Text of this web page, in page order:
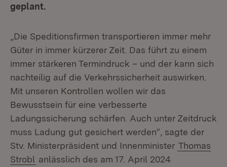
geplant.
„Die Speditionsfirmen transportieren immer mehr
Güter in immer kürzerer Zeit. Das führt zu einem
immer stärkeren Termindruck – und der kann sich
nachteilig auf die Verkehrssicherheit auswirken.
Mit unseren Kontrollen wollen wir das
Bewusstsein für eine verbesserte
Ladungssicherung schärfen. Auch unter Zeitdruck
muss Ladung gut gesichert werden“, sagte der
Stv. Ministerpräsident und Innenminister Thomas
Strobl anlässlich des am 17. April 2024